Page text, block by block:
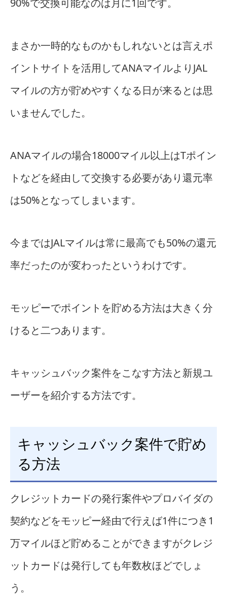
90%で交換可能なのは月に1回です。
まさか一時的なものかもしれないとは言えポ
イントサイトを活用してANAマイルよりJAL
マイルの方が貯めやすくなる日が来るとは思
いませんでした。
ANAマイルの場合18000マイル以上はTポイン
トなどを経由して交換する必要があり還元率
は50%となってしまいます。
今まではJALマイルは常に最高でも50%の還元
率だったのが変わったというわけです。
モッピーでポイントを貯める方法は大きく分
けると二つあります。
キャッシュバック案件をこなす方法と新規ユ
ーザーを紹介する方法です。
キャッシュバック案件で貯め
る方法
クレジットカードの発行案件やプロバイダの
契約などをモッピー経由で行えば1件につき1
万マイルほど貯めることができますがクレジ
ットカードは発行しても年数枚ほどでしょ
う。